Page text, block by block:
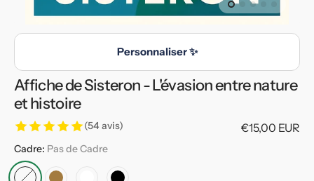
Personnaliser ✨
Affiche de Sisteron - L'évasion entre nature
et histoire
(54 avis)
Prix
€15,00 EUR
Cadre: Pas de Cadre